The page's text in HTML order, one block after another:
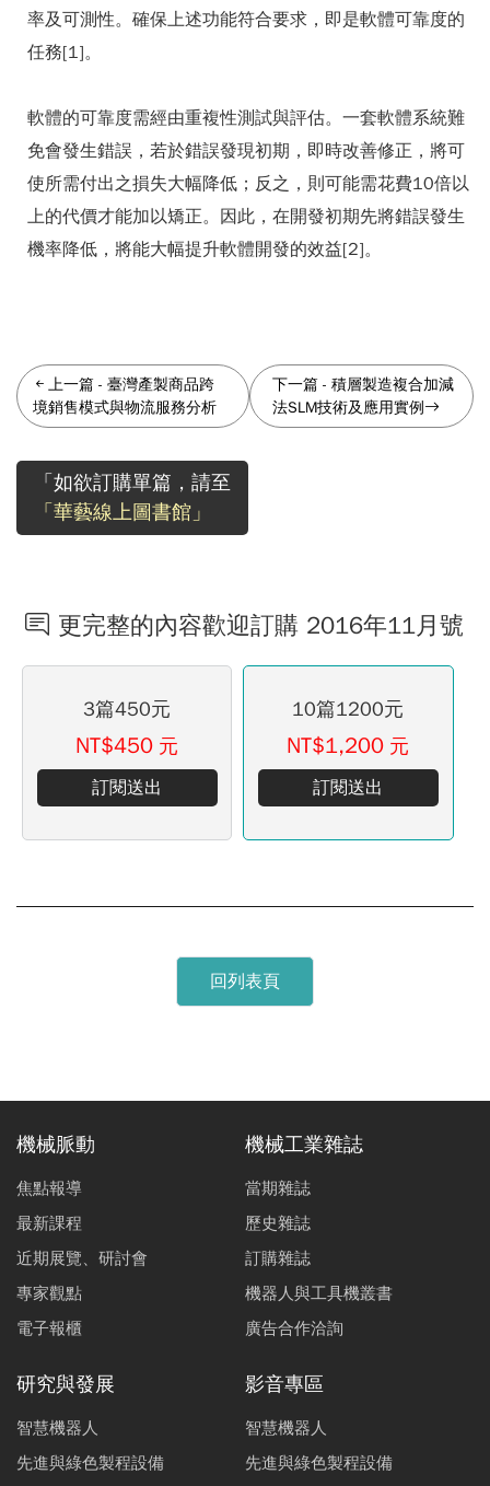
率及可測性。確保上述功能符合要求，即是軟體可靠度的
任務[1]。
軟體的可靠度需經由重複性測試與評估。一套軟體系統難
免會發生錯誤，若於錯誤發現初期，即時改善修正，將可
使所需付出之損失大幅降低；反之，則可能需花費10倍以
上的代價才能加以矯正。因此，在開發初期先將錯誤發生
機率降低，將能大幅提升軟體開發的效益[2]。
上一篇 - 臺灣產製商品跨
境銷售模式與物流服務分析
下一篇- 積層製造複合加減
法SLM技術及應用實例
「如欲訂購單篇，請至
「華藝線上圖書館」
更完整的內容歡迎訂購 2016年11月號
3篇450元
NT$450 元
訂閱送出
10篇1200元
NT$1,200 元
訂閱送出
回列表頁
機械脈動
焦點報導
最新課程
近期展覽、研討會
專家觀點
電子報櫃
機械工業雜誌
當期雜誌
歷史雜誌
訂購雜誌
機器人與工具機叢書
廣告合作洽詢
研究與發展
智慧機器人
先進與綠色製程設備
影音專區
智慧機器人
先進與綠色製程設備